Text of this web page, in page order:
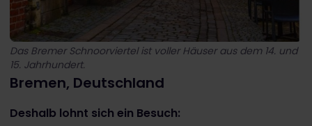
Das Bremer Schnoorviertel ist voller Häuser aus dem 14. und
15. Jahrhundert.
Bremen, Deutschland
Deshalb lohnt sich ein Besuch: